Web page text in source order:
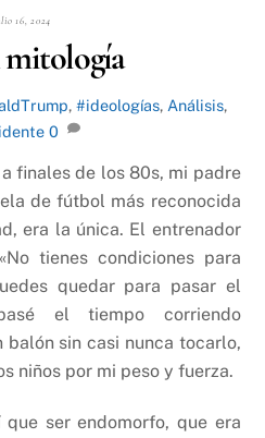
16, 2024
mitología
,#ideologías, Análisis,
0
finales de los 80s, mi padre
de fútbol más reconocida
era la única. El entrenador
tienes condiciones para
quedar para pasar el
el tiempo corriendo
sin casi nunca tocarlo,
niños por mi peso y fuerza.
que ser endomorfo, que era